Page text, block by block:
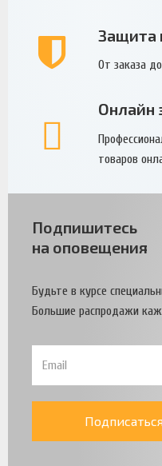
Защита
От заказа
Онлайн
товаров
Подпишитесь
на оповещения
Будьте в курсе
Большие распродажи